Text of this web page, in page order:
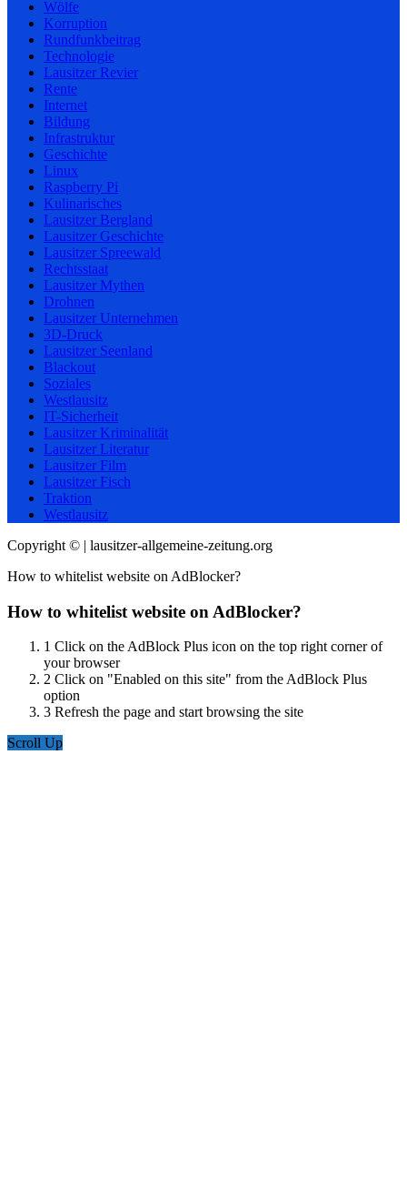
Wölfe
Korruption
Rundfunkbeitrag
Technologie
Lausitzer Revier
Rente
Internet
Bildung
Infrastruktur
Geschichte
Linux
Raspberry Pi
Kulinarisches
Lausitzer Bergland
Lausitzer Geschichte
Lausitzer Spreewald
Rechtsstaat
Lausitzer Mythen
Drohnen
Lausitzer Unternehmen
3D-Druck
Lausitzer Seenland
Blackout
Soziales
Westlausitz
IT-Sicherheit
Lausitzer Kriminalität
Lausitzer Literatur
Lausitzer Film
Lausitzer Fisch
Traktion
Westlausitz
Copyright © | lausitzer-allgemeine-zeitung.org
How to whitelist website on AdBlocker?
How to whitelist website on AdBlocker?
1 Click on the AdBlock Plus icon on the top right corner of
your browser
2 Click on "Enabled on this site" from the AdBlock Plus
option
3 Refresh the page and start browsing the site
Scroll Up